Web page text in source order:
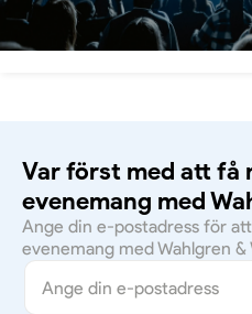
Var först med att få
evenemang med
Ange din e-postadress för
evenemang med Wahlgren